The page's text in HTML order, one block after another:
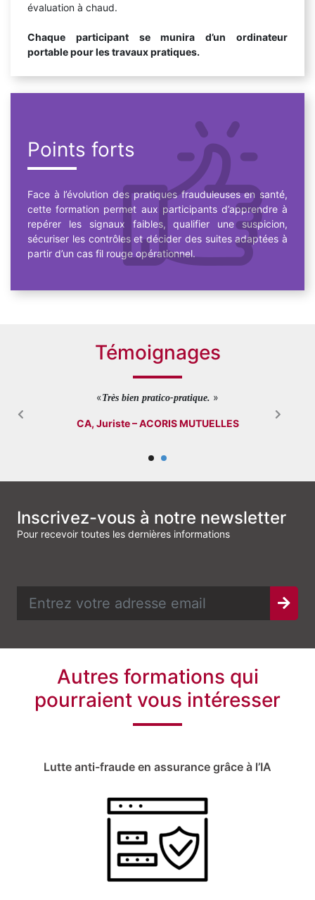
évaluation à chaud.
Chaque participant se munira d’un ordinateur
portable pour les travaux pratiques.
Points forts
Face à l’évolution des pratiques frauduleuses en santé,
cette formation permet aux participants d’apprendre à
repérer les signaux faibles, qualifier une suspicion,
sécuriser les contrôles et décider des suites adaptées à
partir d’un cas fil rouge opérationnel.
Témoignages
«Très bien pratico-pratique. »
CA, Juriste – ACORIS MUTUELLES
Inscrivez-vous à notre newsletter
Pour recevoir toutes les dernières informations
Autres formations qui
pourraient vous intéresser
Lutte anti-fraude en assurance grâce à l’IA